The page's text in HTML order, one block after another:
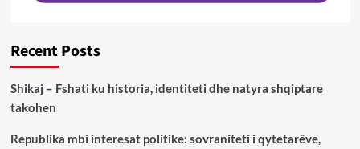
Recent Posts
Shikaj – Fshati ku historia, identiteti dhe natyra shqiptare
takohen
Republika mbi interesat politike: sovraniteti i qytetarëve,